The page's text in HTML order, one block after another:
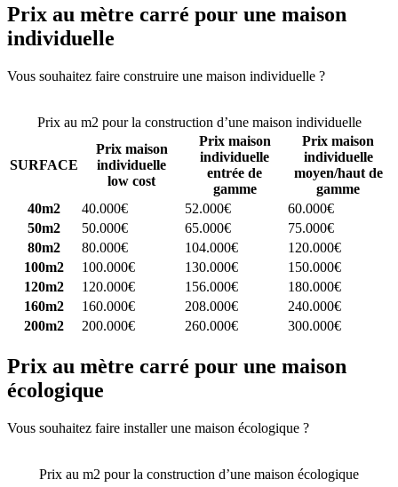
Prix au mètre carré pour une maison
individuelle
Vous souhaitez faire construire une maison individuelle ?
Prix au m2 pour la construction d’une maison individuelle
SURFACE
Prix maison
individuelle
low cost
Prix maison
individuelle
entrée de
gamme
Prix maison
individuelle
moyen/haut de
gamme
40m2
40.000€ 52.000€
60.000€
50m2
50.000€ 65.000€
75.000€
80m2
80.000€ 104.000€
120.000€
100m2
100.000€ 130.000€
150.000€
120m2
120.000€ 156.000€
180.000€
160m2
160.000€ 208.000€
240.000€
200m2
200.000€ 260.000€ 300.000€
Prix au mètre carré pour une maison
écologique
Vous souhaitez faire installer une maison écologique ?
Prix au m2 pour la construction d’une maison écologique